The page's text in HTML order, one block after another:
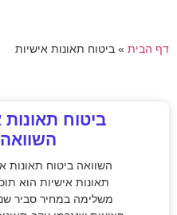
דף הבית » ביטוח תאונות אישיות
ביטוח תאונות
השוואה
השוואה ביטוח תאונות
תאונות אישיות הוא
משלימה במחיר סביר